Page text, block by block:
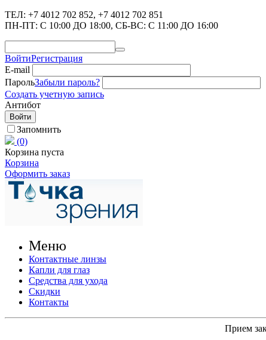
ТЕЛ: +7 4012 702 852, +7 4012 702 851
ПН-ПТ: C 10:00 ДО 18:00, СБ-ВС: С 11:00 ДО 16:00
ВойтиРегистрация
E-mail
ПарольЗабыли пароль?
Создать учетную запись
Антибот
Войти
Запомнить
(0)
Корзина пуста
Корзина
Оформить заказ
Меню
Контактные линзы
Капли для глаз
Средства для ухода
Скидки
Контакты
Прием